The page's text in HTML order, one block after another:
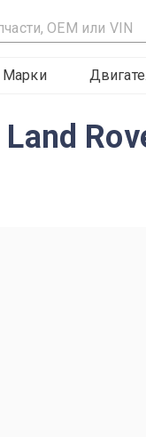
Марки